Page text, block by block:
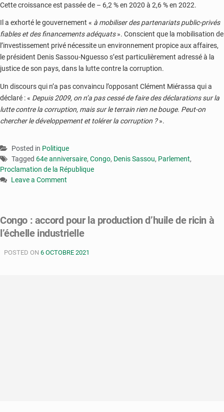
Cette croissance est passée de – 6,2 % en 2020 à 2,6 % en 2022.
Il a exhorté le gouvernement « à mobiliser des partenariats public-privés
fiables et des financements adéquats». Conscient que la mobilisation de
l’investissement privé nécessite un environnement propice aux affaires,
le président Denis Sassou-Nguesso s’est particulièrement adressé à la
justice de son pays, dans la lutte contre la corruption.
Un discours qui n’a pas convaincu l’opposant Clément Miérassa qui a
déclaré : « Depuis 2009, on n’a pas cessé de faire des déclarations sur la
lutte contre la corruption, mais sur le terrain rien ne bouge. Peut-on
chercher le développement et tolérer la corruption ?».
Posted in Politique
Tagged 64e anniversaire, Congo, Denis Sassou, Parlement,
Proclamation de la République
Leave a Comment
Sassou-
Nguesso
un
Congo : accord pour la production d’huile de ricin à
l’échelle industrielle
POSTED ON 6 OCTOBRE 2021